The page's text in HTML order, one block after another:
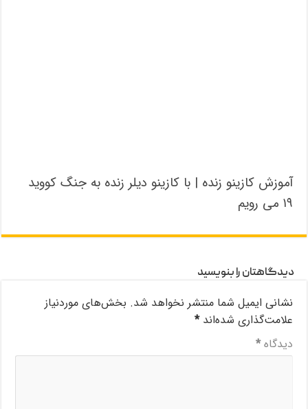
آموزش کازینو زنده | با کازینو دیلر زنده به جنگ کووید
۱۹ می رویم
دیدگاهتان را بنویسید
نشانی ایمیل شما منتشر نخواهد شد. بخش‌های موردنیاز
علامت‌گذاری شده‌اند*
دیدگاه*